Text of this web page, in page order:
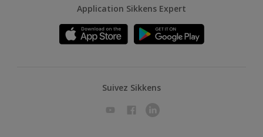
Application Sikkens Expert
Suivez Sikkens